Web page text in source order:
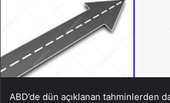
ABD’de dün açıklanan tahminlerden